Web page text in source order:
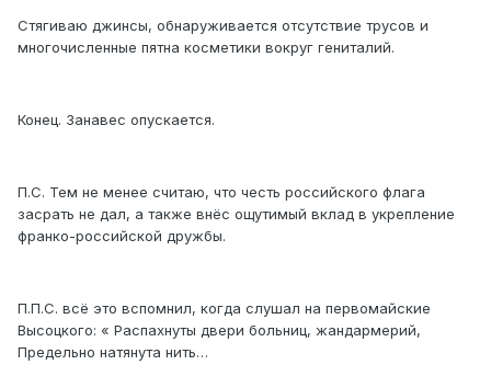
Стягиваю джинсы, обнаруживается отсутствие трусов и
многочисленные пятна косметики вокруг гениталий.
Конец. Занавес опускается.
П.С. Тем не менее считаю, что честь российского флага
засрать не дал, а также внёс ощутимый вклад в укрепление
франко-российской дружбы.
П.П.С. всё это вспомнил, когда слушал на первомайские
Высоцкого: « Распахнуты двери больниц, жандармерий,
Предельно натянута нить…